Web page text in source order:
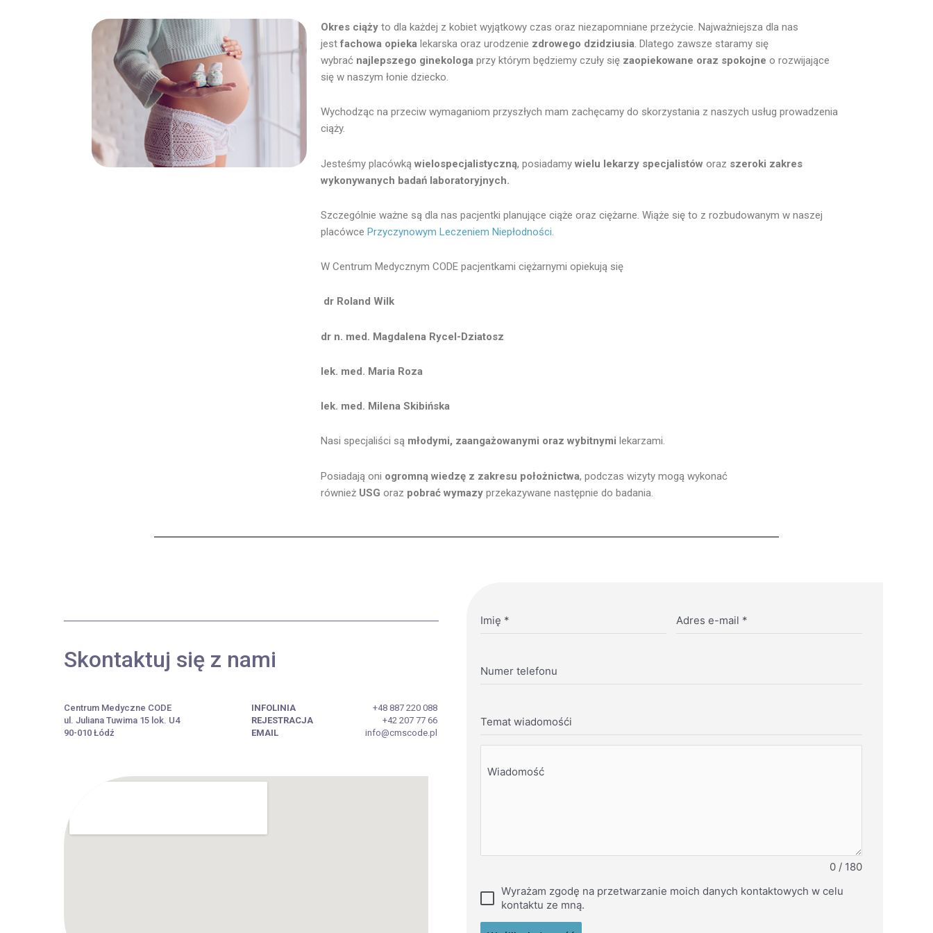
Okres ciąży to dla każdej z kobiet wyjątkowy czas oraz niezapomniane przeżycie. Najważniejsza dla nas
jestfachowa opieka lekarska oraz urodzenie zdrowego dzidziusia. Dlatego zawsze staramy się
wybrać najlepszego ginekologa przy którym będziemy czuły się zaopiekowane oraz spokojne o rozwijające
się w naszym łonie dziecko.
Wychodząc na przeciw wymaganiom przyszłych mam zachęcamy do skorzystania z naszych usług prowadzenia
ciąży.
Jesteśmy placówką wielospecjalistyczną, posiadamy wielu lekarzy specjalistów oraz szeroki zakres
wykonywanych badań laboratoryjnych.
Szczególnie ważne są dla nas pacjentki planujące ciąże oraz ciężarne. Wiąże się to z rozbudowanym w naszej
placówce Przyczynowym Leczeniem Niepłodności.
W Centrum Medycznym CODE pacjentkami ciężarnymi opiekują się
dr Roland Wilk
dr n. med. Magdalena Rycel-Dziatosz
lek. med. Maria Roza
lek. med. Milena Skibińska
Nasi specjaliści są młodymi, zaangażowanymi oraz wybitnymi lekarzami.
Posiadają oni ogromną wiedzę z zakresu położnictwa, podczas wizyty mogą wykonać
również USG oraz pobrać wymazy przekazywane następnie do badania.
Skontaktuj się z nami
Centrum Medyczne CODE
ul. Juliana Tuwima 15 lok. U4
90-010 Łódź
INFOLINIA
REJESTRACJA
EMAIL
+48 887 220 088
+42 207 77 66
info@cmscode.pl
Imię * Adres e-mail *
Numer telefonu
Temat wiadomośći
Wiadomość
0 / 180
Wyrażam zgodę na przetwarzanie moich danych kontaktowych w celu
kontaktu ze mną.